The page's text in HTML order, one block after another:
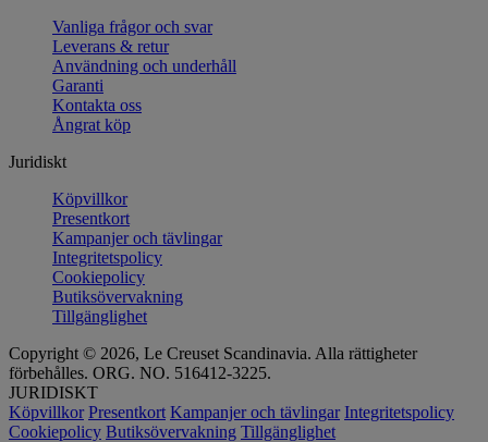
Vanliga frågor och svar
Leverans & retur
Användning och underhåll
Garanti
Kontakta oss
Ångrat köp
Juridiskt
Köpvillkor
Presentkort
Kampanjer och tävlingar
Integritetspolicy
Cookiepolicy
Butiksövervakning
Tillgänglighet
Copyright © 2026, Le Creuset Scandinavia. Alla rättigheter
förbehålles. ORG. NO. 516412-3225.
JURIDISKT
Köpvillkor Presentkort Kampanjer och tävlingar Integritetspolicy
Cookiepolicy Butiksövervakning Tillgänglighet